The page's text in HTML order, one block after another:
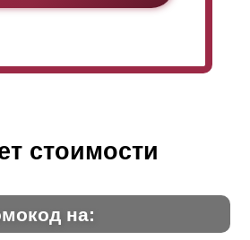
стоимости
на: